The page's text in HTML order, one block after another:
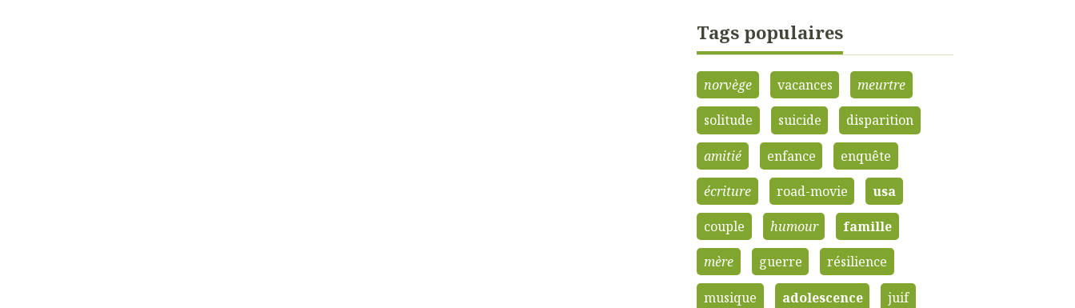
Tags populaires
norvège vacances meurtre
solitude suicide disparition
amitié enfance enquête
écriture road-movie usa
couple humour famille
mère guerre résilience
musique adolescence juif